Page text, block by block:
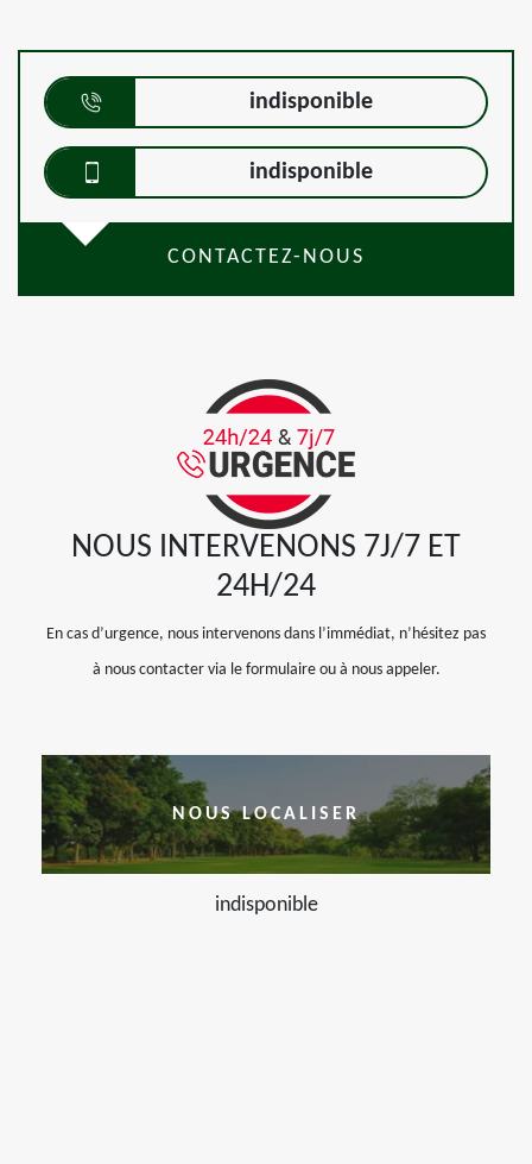
indisponible
indisponible
CONTACTEZ-NOUS
NOUS INTERVENONS 7J/7 ET
24H/24
En cas d’urgence, nous intervenons dans l’immédiat, n’hésitez pas
à nous contacter via le formulaire ou à nous appeler.
NOUS LOCALISER
indisponible